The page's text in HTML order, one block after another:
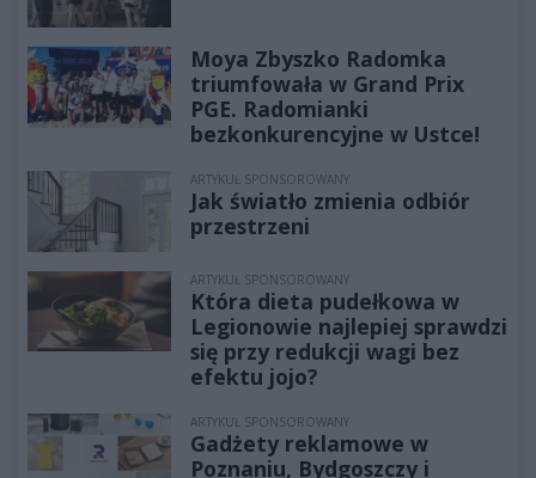
Moya Zbyszko Radomka
triumfowała w Grand Prix
PGE. Radomianki
bezkonkurencyjne w Ustce!
ARTYKUŁ SPONSOROWANY
Jak światło zmienia odbiór
przestrzeni
ARTYKUŁ SPONSOROWANY
Która dieta pudełkowa w
Legionowie najlepiej sprawdzi
się przy redukcji wagi bez
efektu jojo?
ARTYKUŁ SPONSOROWANY
Gadżety reklamowe w
Poznaniu, Bydgoszczy i